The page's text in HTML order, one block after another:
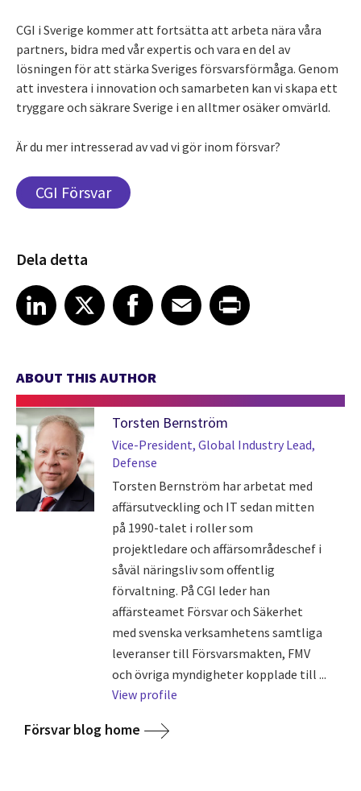
CGI i Sverige kommer att fortsätta att arbeta nära våra
partners, bidra med vår expertis och vara en del av
lösningen för att stärka Sveriges försvarsförmåga. Genom
att investera i innovation och samarbeten kan vi skapa ett
tryggare och säkrare Sverige i en alltmer osäker omvärld.
Är du mer intresserad av vad vi gör inom försvar?
CGI Försvar
Dela detta
Share article on LinkedIn
LinkedIn
Share article on XShare article on Facebook
Facebook
Share article on Email
EmailShare article on Print
ABOUT THIS AUTHOR
Torsten Bernström
Vice-President, Global Industry Lead,
Defense
Torsten Bernström har arbetat med
affärsutveckling och IT sedan mitten
på 1990-talet i roller som
projektledare och affärsområdeschef i
såväl näringsliv som offentlig
förvaltning. På CGI leder han
affärsteamet Försvar och Säkerhet
med svenska verksamhetens samtliga
leveranser till Försvarsmakten, FMV
och övriga myndigheter kopplade till ...
View profile
Försvar blog home